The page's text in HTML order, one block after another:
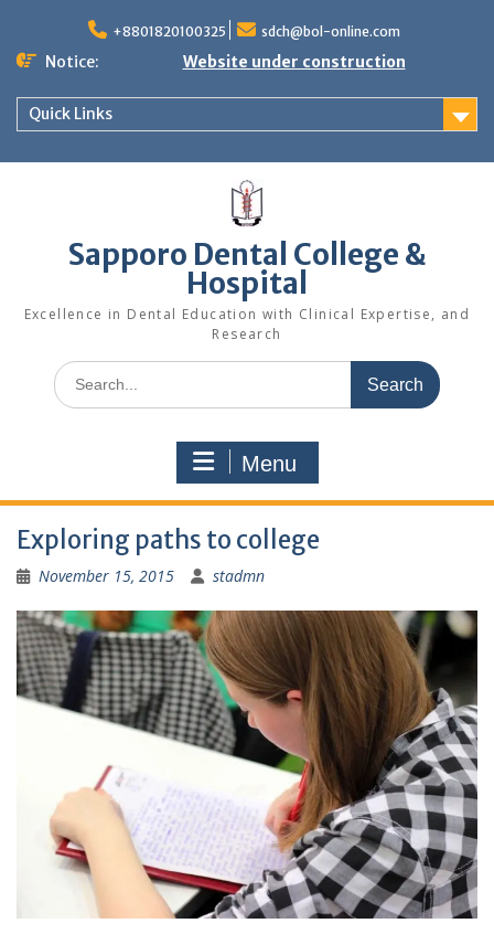
content
+8801820100325 sdch@bol-online.com
Notice: Website under construction
Quick Links
Sapporo Dental College &
Hospital
Excellence in Dental Education with Clinical Expertise, and
Research
Search
for:
Menu
Exploring paths to college
November 15, 2015 stadmn